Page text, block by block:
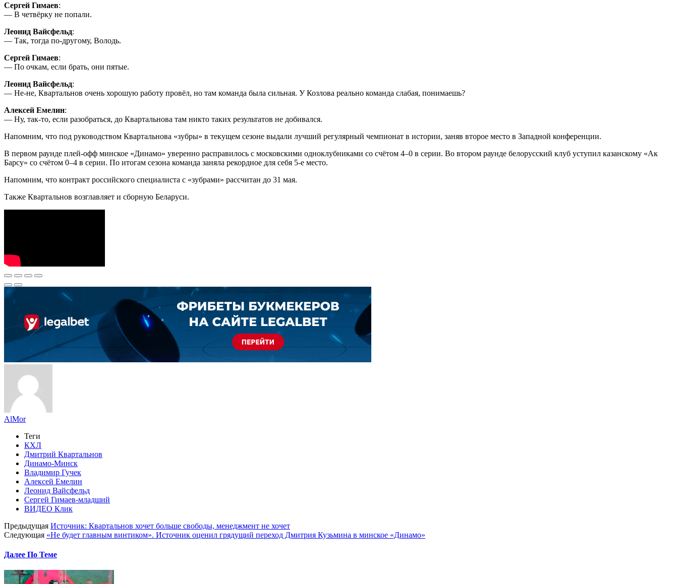
Сергей Гимаев:
— В четвёрку не попали.
Леонид Вайсфельд:
— Так, тогда по-другому, Володь.
Сергей Гимаев:
— По очкам, если брать, они пятые.
Леонид Вайсфельд:
— Не-не, Квартальнов очень хорошую работу провёл, но там команда была сильная. У Козлова реально команда слабая, понимаешь?
Алексей Емелин:
— Ну, так-то, если разобраться, до Квартальнова там никто таких результатов не добивался.
Напомним, что под руководством Квартальнова «зубры» в текущем сезоне выдали лучший регулярный чемпионат в истории, заняв второе место в Западной конференции.
В первом раунде плей-офф минское «Динамо» уверенно расправилось с московскими одноклубниками со счётом 4–0 в серии. Во втором раунде белорусский клуб уступил казанскому «Ак
Барсу» со счётом 0–4 в серии. По итогам сезона команда заняла рекордное для себя 5-е место.
Напомним, что контракт российского специалиста с «зубрами» рассчитан до 31 мая.
Также Квартальнов возглавляет и сборную Беларуси.
AlMor
Теги
КХЛ
Дмитрий Квартальнов
Динамо-Минск
Владимир Гучек
Алексей Емелин
Леонид Вайсфельд
Сергей Гимаев-младший
ВИДЕО Клик
Предыдущая Источник: Квартальнов хочет больше свободы, менеджмент не хочет
Следующая «Не будет главным винтиком». Источник оценил грядущий переход Дмитрия Кузьмина в минское «Динамо»
Далее По Теме